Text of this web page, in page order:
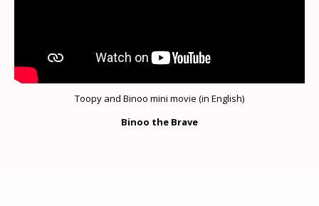
Toopy and Binoo mini movie (in English)
Binoo the Brave